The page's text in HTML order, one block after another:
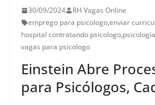
30/09/2024
RH Vagas Online
emprego para psicologo,enviar
hospital contratando psicologo,psicologia
vagas para psicologo
Einstein Abre
para Psicólogos,